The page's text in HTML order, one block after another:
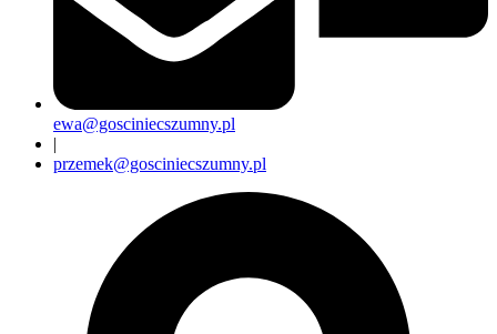
ewa@gosciniecszumny.pl
|
przemek@gosciniecszumny.pl